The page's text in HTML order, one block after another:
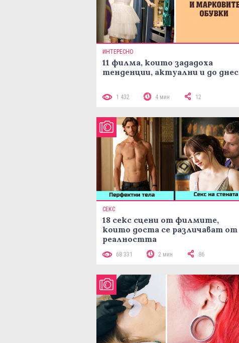
ИНТЕРЕСНО
11 филма, които зададоха
тенденции, актуални и до днес
1 432 4 мин 12
СЕКС
18 секс сцени от филмите,
които доста се различават от
реалността
68 331 2 мин 86